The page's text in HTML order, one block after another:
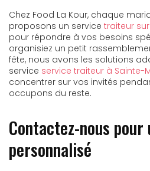
Chez Food La Kour, chaque
proposons un service traiteur
pour répondre à vos besoins
organisiez un petit
fête, nous avons les solutions
service service traiteur à Sainte-
concentrer sur vos invités
occupons du reste.
Contactez-nous pour
personnalisé